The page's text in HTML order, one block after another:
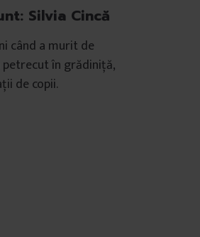
Silvia Cincă
când a murit de
petrecut în grădiniță,
de copii.